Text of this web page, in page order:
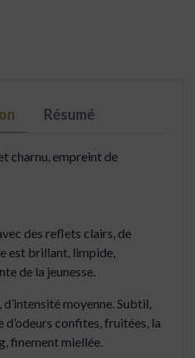
Résumé
charnu, empreint de
des reflets clairs, de
est brillant, limpide,
de la jeunesse.
moyenne. Subtil,
confites, fruitées, la
finement miellée.